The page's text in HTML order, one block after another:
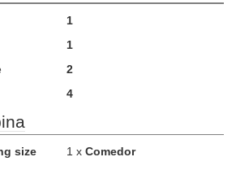
1
1
2
4
size 1 x Comedor